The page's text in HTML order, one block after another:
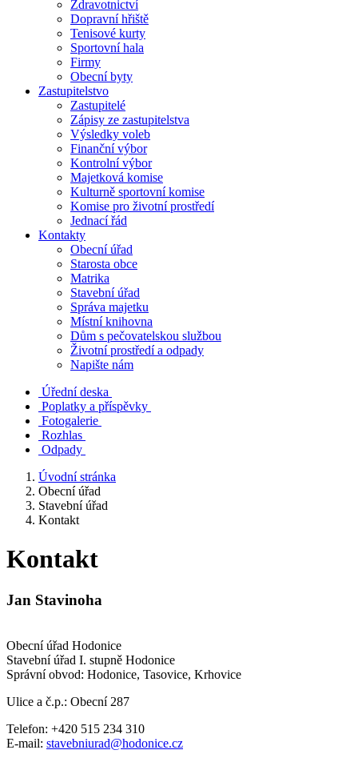
Zdravotnictví
Dopravní hřiště
Tenisové kurty
Sportovní hala
Firmy
Obecní byty
Zastupitelstvo
Zastupitelé
Zápisy ze zastupitelstva
Výsledky voleb
Finanční výbor
Kontrolní výbor
Majetková komise
Kulturně sportovní komise
Komise pro životní prostředí
Jednací řád
Kontakty
Obecní úřad
Starosta obce
Matrika
Stavební úřad
Správa majetku
Místní knihovna
Dům s pečovatelskou službou
Životní prostředí a odpady
Napište nám
Úřední deska
Poplatky a příspěvky
Fotogalerie
Rozhlas
Odpady
Úvodní stránka
Obecní úřad
Stavební úřad
Kontakt
Kontakt
Jan Stavinoha
Obecní úřad Hodonice
Stavební úřad I. stupně Hodonice
Správní obvod: Hodonice, Tasovice, Krhovice
Ulice a č.p.: Obecní 287
Telefon: +420 515 234 310
E-mail: stavebniurad@hodonice.cz